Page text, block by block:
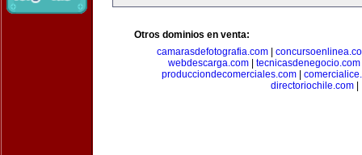
Otros dominios en venta:
camarasdefotografia.com|
webdescarga.com| tecnicasdenegocio.com
producciondecomerciales.com|
directoriochile.com|